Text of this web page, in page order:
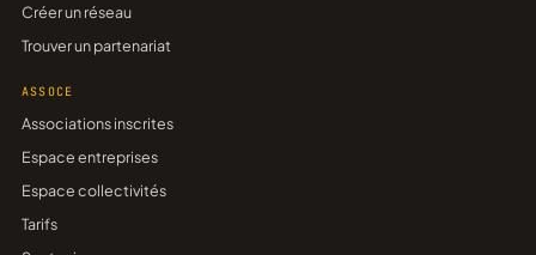
Créer un réseau
Trouver un partenariat
ASSOCE
Associations inscrites
Espace entreprises
Espace collectivités
Tarifs